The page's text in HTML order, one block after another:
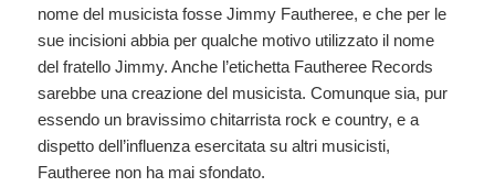
nome del musicista fosse Jimmy Fautheree, e che per le
sue incisioni abbia per qualche motivo utilizzato il nome
del fratello Jimmy. Anche l’etichetta Fautheree Records
sarebbe una creazione del musicista. Comunque sia, pur
essendo un bravissimo chitarrista rock e country, e a
dispetto dell’influenza esercitata su altri musicisti,
Fautheree non ha mai sfondato.